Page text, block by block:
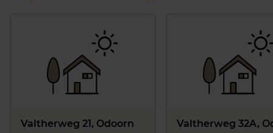
Valtherweg 21, Odoorn Valtherweg 32A,